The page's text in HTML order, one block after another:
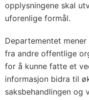
opplysningene skal
uforenlige formål.
Departementet
fra andre offentlige
for å kunne fatte et
informasjon bidra til
saksbehandlingen